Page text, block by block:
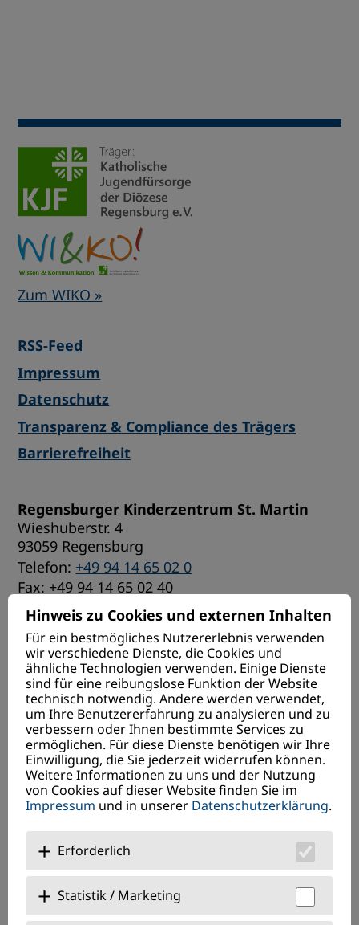
Zum WIKO »
RSS-Feed
Impressum
Datenschutz
Transparenz & Compliance des Trägers
Barrierefreiheit
Regensburger Kinderzentrum St. Martin
Wieshuberstr. 4
93059 Regensburg
Telefon: +49 94 14 65 02 0
Fax: +49 94 14 65 02 40
E-Mail:info@kinderzentrum-regensburg.de
Spendenkonto
VR Bank Niederbayern-Oberpfalz eG
DE09 7509 0900 9098 6076 16
Hier online spenden
Quicklinks
Anmeldung
Aktuelles
Rezeptanforderung
Hinweis zu Cookies und externen Inhalten
Für ein bestmögliches Nutzererlebnis verwenden
wir verschiedene Dienste, die Cookies und
ähnliche Technologien verwenden. Einige Dienste
sind für eine reibungslose Funktion der Website
technisch notwendig. Andere werden verwendet,
um Ihre Benutzererfahrung zu analysieren und zu
verbessern oder Ihnen bestimmte Services zu
ermöglichen. Für diese Dienste benötigen wir Ihre
Einwilligung, die Sie jederzeit widerrufen können.
Weitere Informationen zu uns und der Nutzung
von Cookies auf dieser Website finden Sie im
Impressum und in unserer Datenschutzerklärung.
Erforderlich
Statistik / Marketing